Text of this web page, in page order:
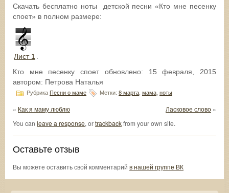
Скачать бесплатно ноты детской песни «Кто мне песенку
споет» в полном размере:
Лист 1
Кто мне песенку споетобновлено: 15 февраля, 2015
автором: Петрова Наталья
Рубрика Песни о маме Метки: 8 марта мама ноты
« Как я маму люблю Ласковое слово »
You can leave a response, ortrackbackfrom your own site.
Оставьте отзыв
Вы можете оставить свой комментарий в нашей группе ВК